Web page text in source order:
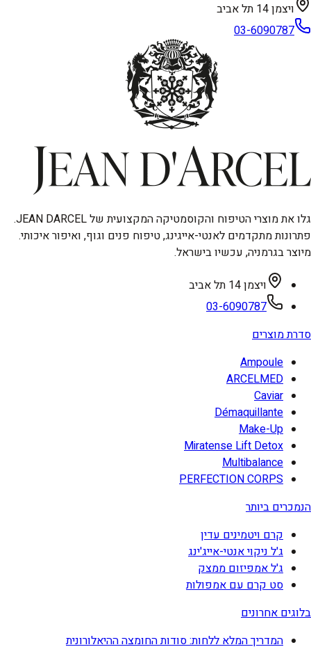
ויצמן 14 תל אביב
03-6090787
גלו את מוצרי הטיפוח והקוסמטיקה המקצועית של JEAN DARCEL.
פתרונות מתקדמים לאנטי-אייגינג, טיפוח פנים וגוף, ואיפור איכותי.
מיוצר בגרמניה, עכשיו בישראל.
ויצמן 14 תל אביב
03-6090787
סדרת מוצרים
Ampoule
ARCELMED
Caviar
Démaquillante
Make-Up
Miratense Lift Detox
Multibalance
PERFECTION CORPS
הנמכרים ביותר
קרם ויטמינים עדין
ג'ל ניקוי אנטי-אייג'ינג
ג'ל אמפיזום ממצק
סט קרם עם אמפולות
בלוגים אחרונים
המדריך המלא ללחות: סודות החומצה ההיאלורונית